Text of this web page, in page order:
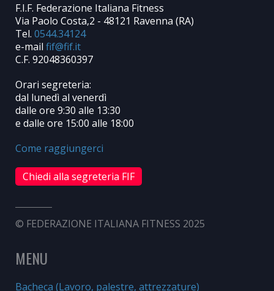
F.I.F. Federazione Italiana Fitness
Via Paolo Costa,2 - 48121 Ravenna (RA)
Tel. 0544.34124
e-mail
C.F. 92048360397
Orari segreteria:
dal lunedì al venerdì
dalle ore 9:30 alle 13:30
e dalle ore 15:00 alle 18:00
Come raggiungerci
Chiedi alla segreteria FIF
© FEDERAZIONE ITALIANA FITNESS 2025
MENU
Bacheca (Lavoro, palestre, attrezzature)